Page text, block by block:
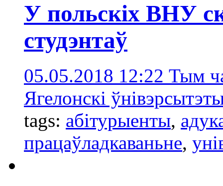
У польскіх ВНУ
студэнтаў
05.05.2018 12:22 Тым
Ягелонскі
tags: абітурыенты,
працаўладкаваньне,